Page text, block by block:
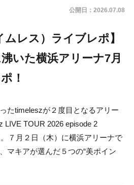
公開日： 2026.07.08
ムレス）ライブレポ】
いた横浜アリーナ7月
！
たtimeleszが２度目となるアリー
LIVE TOUR 2026 episode 2
７月２日（木）に横浜アリーナで
マキアが選んだ５つの“美ポイン